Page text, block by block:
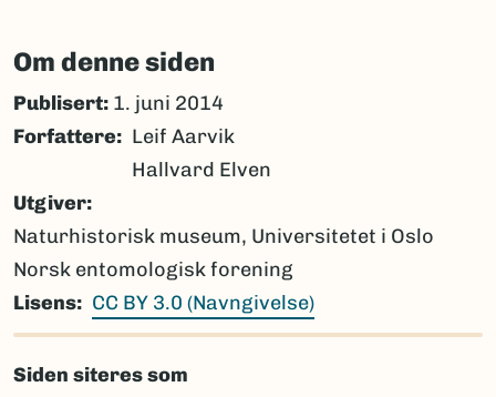
Om denne siden
Publisert: 1. juni 2014
Forfattere
Leif Aarvik
Hallvard Elven
Utgiver
Naturhistorisk museum, Universitetet i Oslo
Norsk entomologisk forening
Lisens
CC BY 3.0 (Navngivelse)
Siden siteres som